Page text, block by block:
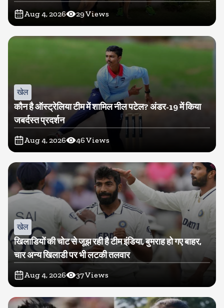
Aug 4, 2026 29Views
खेल
कौन है ऑस्ट्रेलिया टीम में शामिल नील पटेल? अंडर-19 में किया
जबर्दस्त प्रदर्शन
Aug 4, 2026 46Views
खेल
खिलाडियों की चोट से जूझ रही है टीम इंडिया, बुमराह हो गए बाहर,
चार अन्य खिलाडी पर भी लटकी तलवार
Aug 4, 2026 37Views